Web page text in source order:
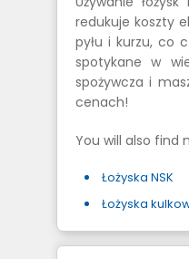
redukuje koszty
pyłu i kurzu, co
spotykane w
spożywcza i
cenach!
You will also
Łożyska NSK
Łożyska